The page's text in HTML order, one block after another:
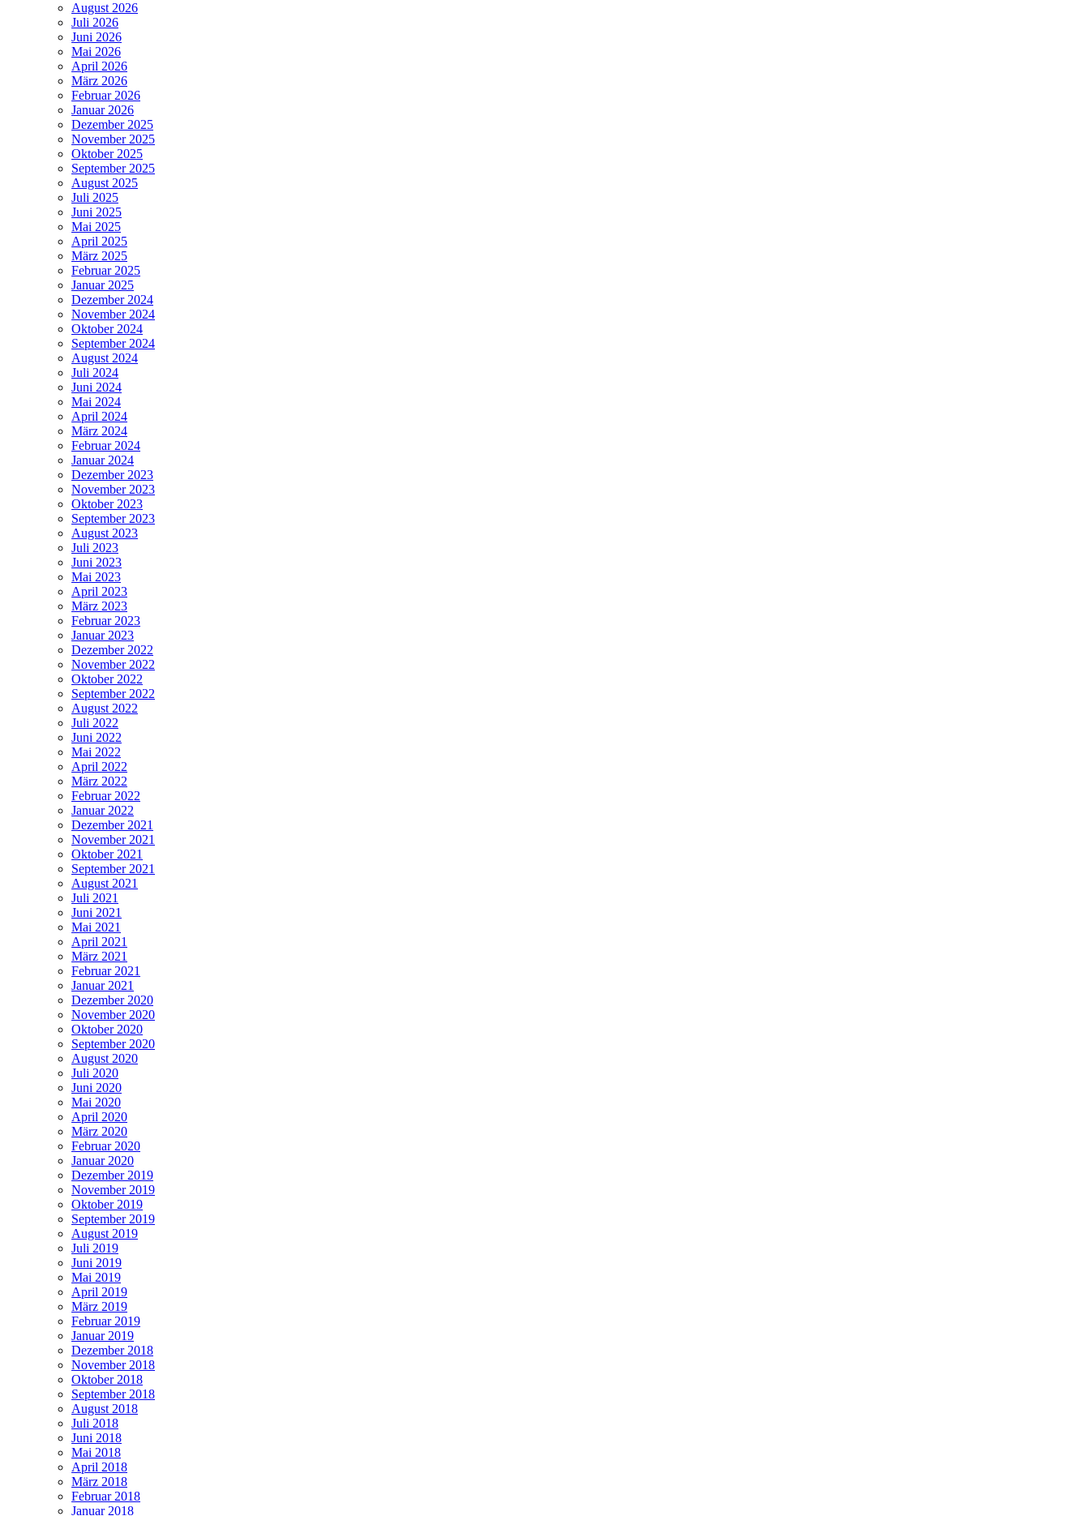
August 2026
Juli 2026
Juni 2026
Mai 2026
April 2026
März 2026
Februar 2026
Januar 2026
Dezember 2025
November 2025
Oktober 2025
September 2025
August 2025
Juli 2025
Juni 2025
Mai 2025
April 2025
März 2025
Februar 2025
Januar 2025
Dezember 2024
November 2024
Oktober 2024
September 2024
August 2024
Juli 2024
Juni 2024
Mai 2024
April 2024
März 2024
Februar 2024
Januar 2024
Dezember 2023
November 2023
Oktober 2023
September 2023
August 2023
Juli 2023
Juni 2023
Mai 2023
April 2023
März 2023
Februar 2023
Januar 2023
Dezember 2022
November 2022
Oktober 2022
September 2022
August 2022
Juli 2022
Juni 2022
Mai 2022
April 2022
März 2022
Februar 2022
Januar 2022
Dezember 2021
November 2021
Oktober 2021
September 2021
August 2021
Juli 2021
Juni 2021
Mai 2021
April 2021
März 2021
Februar 2021
Januar 2021
Dezember 2020
November 2020
Oktober 2020
September 2020
August 2020
Juli 2020
Juni 2020
Mai 2020
April 2020
März 2020
Februar 2020
Januar 2020
Dezember 2019
November 2019
Oktober 2019
September 2019
August 2019
Juli 2019
Juni 2019
Mai 2019
April 2019
März 2019
Februar 2019
Januar 2019
Dezember 2018
November 2018
Oktober 2018
September 2018
August 2018
Juli 2018
Juni 2018
Mai 2018
April 2018
März 2018
Februar 2018
Januar 2018